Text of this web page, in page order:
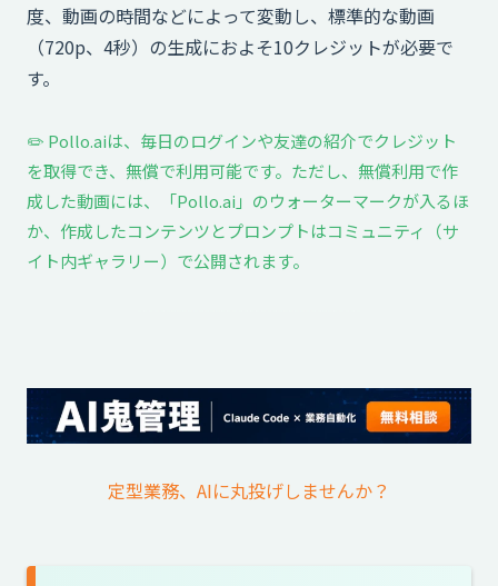
度、動画の時間などによって変動し、標準的な動画
（720p、4秒）の生成におよそ10クレジットが必要で
す。
✏️ Pollo.aiは、毎日のログインや友達の紹介でクレジット
を取得でき、無償で利用可能です。ただし、無償利用で作
成した動画には、「Pollo.ai」のウォーターマークが入るほ
か、作成したコンテンツとプロンプトはコミュニティ（サ
イト内ギャラリー）で公開されます。
定型業務、AIに丸投げしませんか？